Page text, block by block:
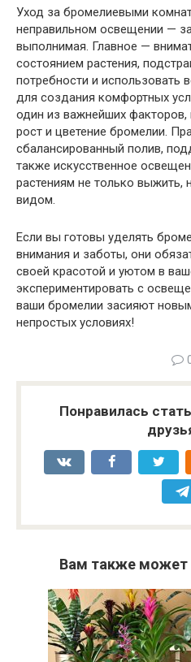
Уход за бромелиевыми
неправильном освещении —
выполнимая. Главное —
состоянием растения,
потребности и использовать
для создания комфортных
один из важнейших
рост и цветение бромелии.
сбалансированный полив,
также искусственное
растениям не только выжить,
видом.
Если вы готовы уделять
внимания и заботы, они
своей красотой и уютом в
экспериментировать с
ваши бромелии засияют
непростых условиях!
Понравилась
Вам также может